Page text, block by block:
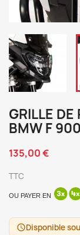
GRILLE
BMW F
135,00 €
TTC
OU PAYER EN
scheduleDisponible